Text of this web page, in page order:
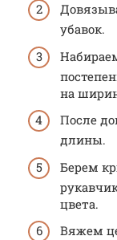
убавок.
на
После
длины.
Берем
цвета.
Вяжем